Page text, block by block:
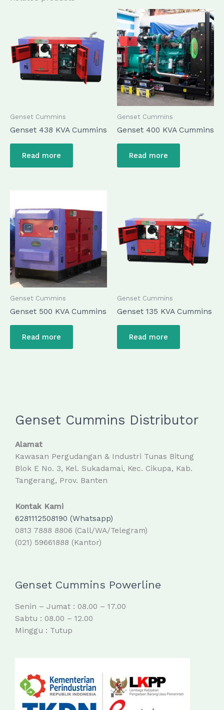
Genset Cummins
Genset 438 KVA Cummins
Read more
Genset Cummins
Genset 400 KVA Cummins
Read more
Genset Cummins
Genset 500 KVA Cummins
Read more
Genset Cummins
Genset 135 KVA Cummins
Read more
Genset Cummins Distributor
Alamat
Kawasan Pergudangan & Industri Tunas Bitung
Blok E No. 3, Kel. Sukadamai, Kec. Cikupa, Kab.
Tangerang, Prov. Banten
Kontak Kami
6281112508190 (Whatsapp)
0813 7888 8806 (Call/WA/Telegram)
(021) 59661888 (Kantor)
Genset Cummins Powerline
Senin – Jumat : 08.00 – 17.00
Sabtu : 08.00 – 12.00
Minggu : Tutup